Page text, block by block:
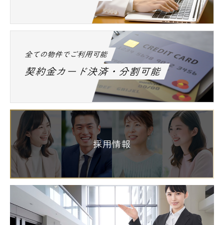
全ての物件でご利用可能
契約金カード決済・分割可能
採用情報